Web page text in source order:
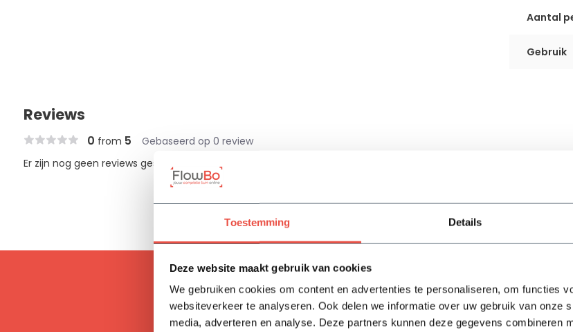
Toestemming Details
Deze website maakt gebruik van cookies
We gebruiken cookies om content en advertenties te personaliseren, om functies
websiteverkeer te analyseren. Ook delen we informatie over uw gebruik van onze
media, adverteren en analyse. Deze partners kunnen deze gegevens combineren
Aantal
Gebruik
Reviews
0 from 5 Gebaseerd op 0 review
Er zijn nog geen reviews geschreven over dit product..